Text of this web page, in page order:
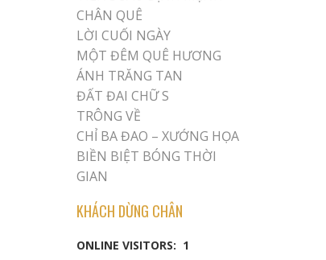
CHÂN QUÊ
LỜI CUỐI NGÀY
MỘT ĐÊM QUÊ HƯƠNG
ÁNH TRĂNG TAN
ĐẤT ĐAI CHỮ S
TRÔNG VỀ
CHỈ BA ĐAO – XƯỚNG HỌA
BIỀN BIỆT BÓNG THỜI
GIAN
KHÁCH DỪNG CHÂN
ONLINE VISITORS: 1